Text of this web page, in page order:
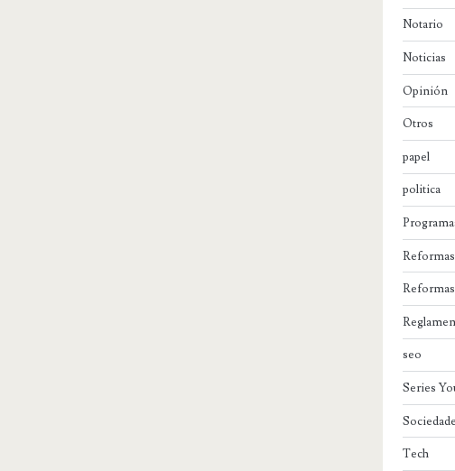
Notario
Noticias
Opinión
Otros
papel
politica
Reformas
seo
Series
Tech